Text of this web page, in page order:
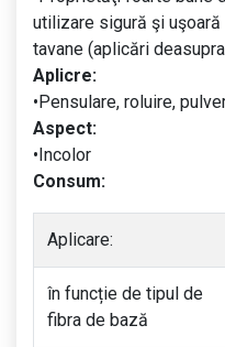
utilizare sigură şi
tavane (aplicări
Aplicre:
•Pensulare, roluire,
Aspect:
•Incolor
Consum:
Aplicare:
în funcție de tipul de
fibra de bază